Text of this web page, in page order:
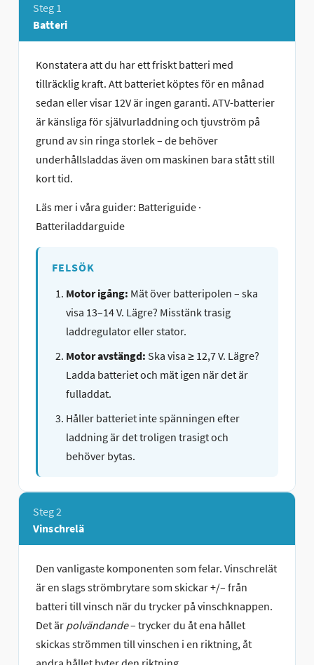
Steg 1
Batteri
Konstatera att du har ett friskt batteri med
tillräcklig kraft. Att batteriet köptes för en månad
sedan eller visar 12V är ingen garanti. ATV-batterier
är känsliga för självurladdning och tjuvström på
grund av sin ringa storlek – de behöver
underhållsladdas även om maskinen bara stått still
kort tid.
Läs mer i våra guider: Batteriguide ·
Batteriladdarguide
FELSÖK
Motor igång: Mät över batteripolen – ska
visa 13–14 V. Lägre? Misstänk trasig
laddregulator eller stator.
Motor avstängd: Ska visa ≥ 12,7 V. Lägre?
Ladda batteriet och mät igen när det är
fulladdat.
Håller batteriet inte spänningen efter
laddning är det troligen trasigt och
behöver bytas.
Steg 2
Vinschrelä
Den vanligaste komponenten som felar. Vinschrelät
är en slags strömbrytare som skickar +/– från
batteri till vinsch när du trycker på vinschknappen.
Det är polvändande– trycker du åt ena hållet
skickas strömmen till vinschen i en riktning, åt